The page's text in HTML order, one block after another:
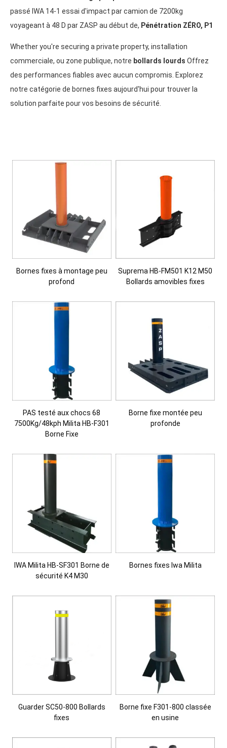
passé IWA 14-1 essai d'impact par camion de 7200kg
voyageant à 48 D par ZASP au début de, Pénétration ZÉRO, P1
Whether you're securing a private property, installation
commerciale, ou zone publique, notre bollards lourds Offrez
des performances fiables avec aucun compromis. Explorez
notre catégorie de bornes fixes aujourd'hui pour trouver la
solution parfaite pour vos besoins de sécurité.
Bornes fixes à montage peu
profond
Suprema HB-FM501 K12 M50
Bollards amovibles fixes
PAS testé aux chocs 68
7500Kg/48kph Milita HB-F301
Borne Fixe
Borne fixe montée peu
profonde
IWA Milita HB-SF301 Borne de
sécurité K4 M30
Bornes fixes Iwa Milita
Guarder SC50-800 Bollards
fixes
Borne fixe F301-800 classée
en usine